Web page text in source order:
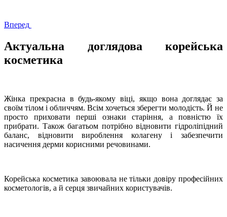
Вперед
Актуальна доглядова корейська
косметика
Жінка прекрасна в будь-якому віці, якщо вона доглядає за
своїм тілом і обличчям. Всім хочеться зберегти молодість. Й не
просто приховати перші ознаки старіння, а повністю їх
прибрати. Також багатьом потрібно відновити гідроліпідний
баланс, відновити вироблення колагену і забезпечити
насичення дерми корисними речовинами.
Корейська косметика завоювала не тільки довіру професійних
косметологів, а й серця звичайних користувачів.